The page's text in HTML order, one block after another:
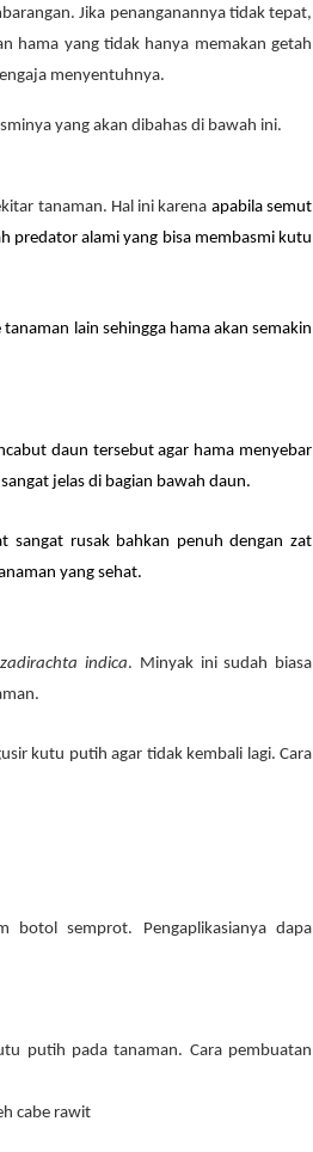
Jika penanganannya tidak tepat,
hama yang tidak hanya memakan getah
menyentuhnya.
yang akan dibahas di bawah ini.
tanaman. Hal ini karena apabila semut
predator alami yang bisa membasmi kutu
lain sehingga hama akan semakin
daun tersebut agar hama menyebar
jelas di bagian bawah daun.
sangat rusak bahkan penuh dengan zat
yang sehat.
indica. Minyak ini sudah biasa
kutu putih agar tidak kembali lagi. Cara
botol semprot. Pengaplikasianya dapa
putih pada tanaman. Cara pembuatan
cabe rawit